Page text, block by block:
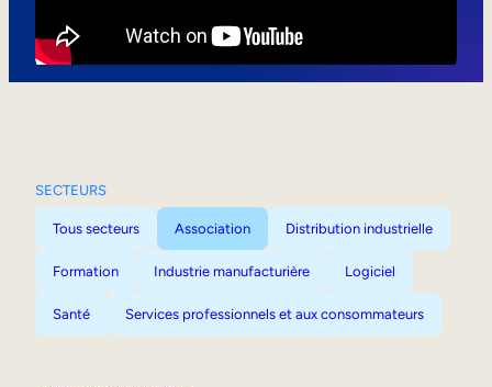
SECTEURS
Tous secteurs Association Distribution industrielle
Formation Industrie manufacturière Logiciel
Santé Services professionnels et aux consommateurs